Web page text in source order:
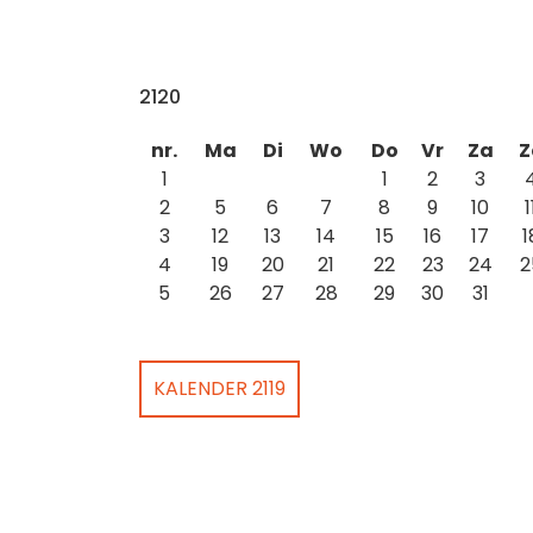
2120
nr.
Ma Di Wo Do Vr Za
1
1 2 3
2
5 6 7 8 9 10
3
12 13 14 15 16 17
4
19 20 21 22 23 24
5
26 27 28 29 30 31
KALENDER 2119